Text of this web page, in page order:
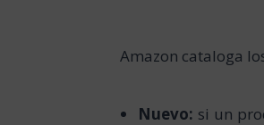
Amazon cataloga
Nuevo: si un